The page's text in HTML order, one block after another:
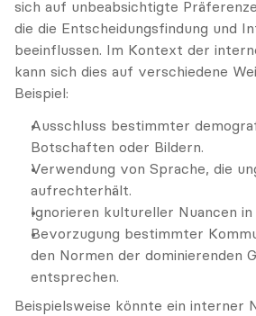
sich auf unbeabsichtigte
die die Entscheidungsfindung und
beeinflussen. Im Kontext der
kann sich dies auf verschiedene
Beispiel:
Ausschluss bestimmter
Botschaften oder Bildern.
Verwendung von Sprache, die
aufrechterhält.
Ignorieren kultureller Nuancen in
Bevorzugung bestimmter
den Normen der dominierenden
entsprechen.
Beispielsweise könnte ein interner